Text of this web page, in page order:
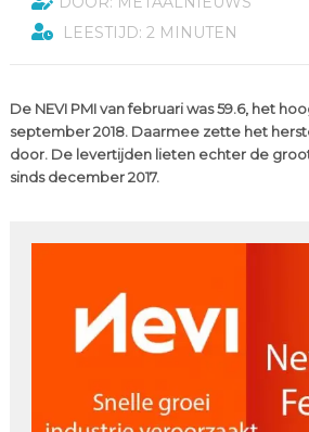
LEESTIJD: 2 MINUTEN
De NEVI PMI van februari was 59.6, het
september 2018. Daarmee zette het
door. De levertijden lieten echter de
sinds december 2017.